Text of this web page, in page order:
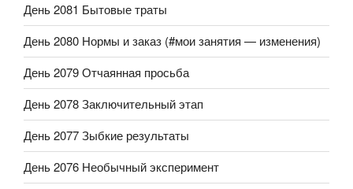
День 2081 Бытовые траты
День 2080 Нормы и заказ (#мои занятия — изменения)
День 2079 Отчаянная просьба
День 2078 Заключительный этап
День 2077 Зыбкие результаты
День 2076 Необычный эксперимент